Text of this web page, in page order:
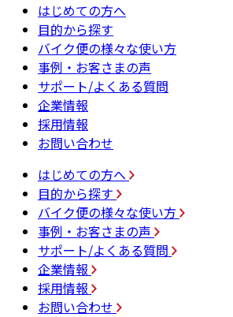
はじめての方へ
目的から探す
バイク便の様々な使い方
事例・お客さまの声
サポート/よくある質問
企業情報
採用情報
お問い合わせ
はじめての方へ
目的から探す
バイク便の様々な使い方
事例・お客さまの声
サポート/よくある質問
企業情報
採用情報
お問い合わせ